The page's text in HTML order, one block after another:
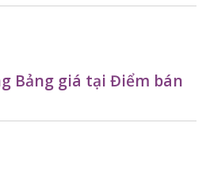
Bảng giá tại Điểm bán